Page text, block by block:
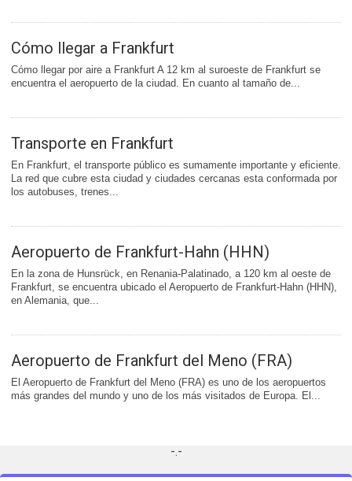
Cómo llegar a Frankfurt
Cómo llegar por aire a Frankfurt A 12 km al suroeste de Frankfurt se
encuentra el aeropuerto de la ciudad. En cuanto al tamaño de...
Transporte en Frankfurt
En Frankfurt, el transporte público es sumamente importante y eficiente.
La red que cubre esta ciudad y ciudades cercanas esta conformada por
los autobuses, trenes...
Aeropuerto de Frankfurt-Hahn (HHN)
En la zona de Hunsrück, en Renania-Palatinado, a 120 km al oeste de
Frankfurt, se encuentra ubicado el Aeropuerto de Frankfurt-Hahn (HHN),
en Alemania, que...
Aeropuerto de Frankfurt del Meno (FRA)
El Aeropuerto de Frankfurt del Meno (FRA) es uno de los aeropuertos
más grandes del mundo y uno de los más visitados de Europa. El...
-.-